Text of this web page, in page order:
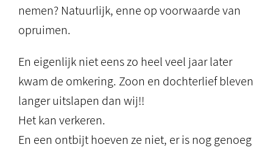
nemen? Natuurlijk, enne op voorwaarde van
opruimen.
En eigenlijk niet eens zo heel veel jaar later
kwam de omkering. Zoon en dochterlief bleven
langer uitslapen dan wij!!
Het kan verkeren.
En een ontbijt hoeven ze niet, er is nog genoeg